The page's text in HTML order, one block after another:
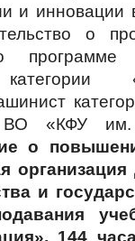
и инновации
о
программе
«КФУ им.
о
и
144